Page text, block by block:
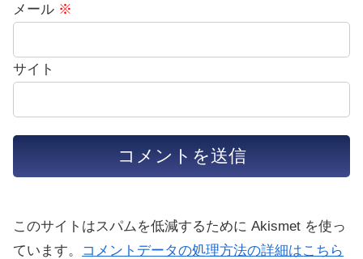
メール ※
サイト
このサイトはスパムを低減するために Akismet を使っ
ています。
コメントデータの処理方法の詳細はこちら